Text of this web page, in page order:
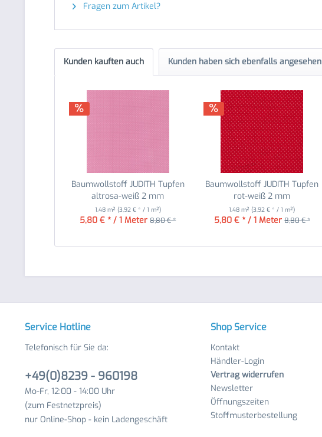
Fragen zum Artikel?
Kunden kauften auch Kunden haben sich ebenfalls angesehen
Baumwollstoff JUDITH Tupfen
altrosa-weiß 2 mm
1.48 m² (3,92 € * / 1 m²)
5,80 € * / 1 Meter 8,80 € *
Baumwollstoff JUDITH Tupfen
rot-weiß 2 mm
1.48 m²(3,92 € * / 1 m²)
5,80 € * / 1 Meter 8,80 € *
Service Hotline
Telefonisch für Sie da:
+49(0)8239 - 960198
Mo-Fr, 12:00 - 14:00 Uhr
(zum Festnetzpreis)
nur Online-Shop - kein Ladengeschäft
Shop Service
Kontakt
Händler-Login
Vertrag widerrufen
Newsletter
Öffnungszeiten
Stoffmusterbestellung